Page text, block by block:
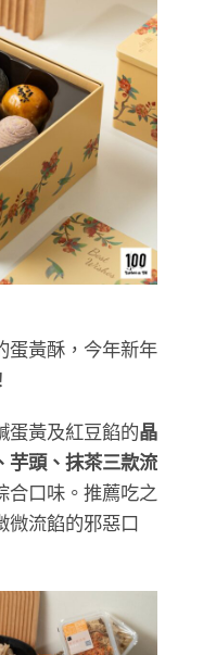
蛋黃酥，今年新年
蛋黃及紅豆餡的晶
芋頭、抹茶三款流
合口味。推薦吃之
微流餡的邪惡口